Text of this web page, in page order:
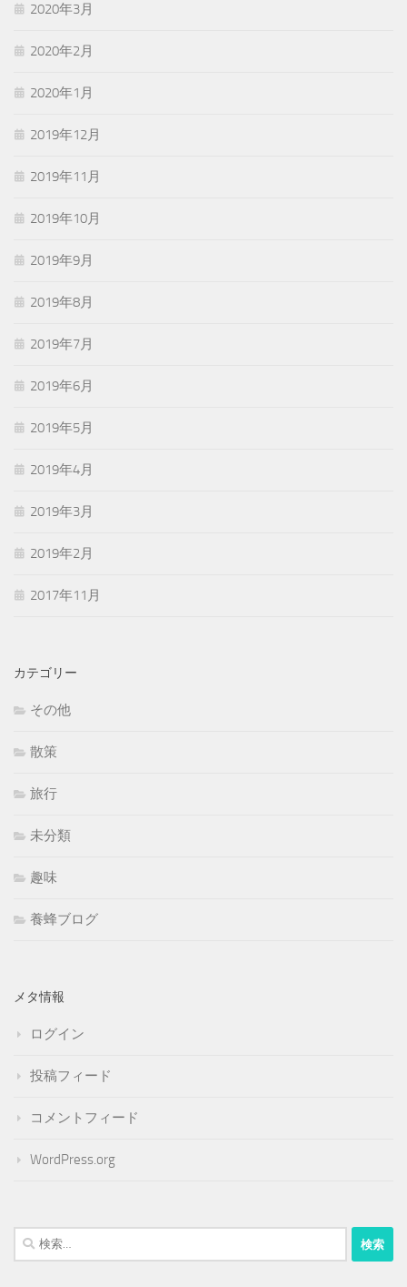
2020年3月
2020年2月
2020年1月
2019年12月
2019年11月
2019年10月
2019年9月
2019年8月
2019年7月
2019年6月
2019年5月
2019年4月
2019年3月
2019年2月
2017年11月
カテゴリー
その他
散策
旅行
未分類
趣味
養蜂ブログ
メタ情報
ログイン
投稿フィード
コメントフィード
WordPress.org
検
索: